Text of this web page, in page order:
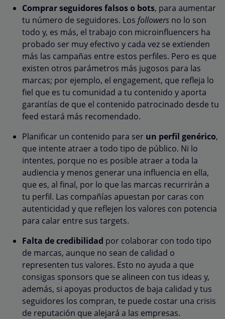
Comprar seguidores falsos o bots, para aumentar
tu número de seguidores. Los followers no lo son
todo y, es más, el trabajo con microinfluencers ha
probado ser muy efectivo y cada vez se extienden
más las campañas entre estos perfiles. Pero es que
existen otros parámetros más jugosos para las
marcas; por ejemplo, el engagement, que refleja lo
fiel que es tu comunidad a tu contenido y aporta
garantías de que el contenido patrocinado desde tu
feed estará más recomendado.
Planificar un contenido para ser un perfil genérico,
que intente atraer a todo tipo de público. Ni lo
intentes, porque no es posible atraer a toda la
audiencia y menos generar una influencia en ella,
que es, al final, por lo que las marcas recurrirán a
tu perfil. Las compañías apuestan por caras con
autenticidad y que reflejen los valores con potencia
para calar entre sus targets.
Falta de credibilidad por colaborar con todo tipo
de marcas, aunque no sean de calidad o
representen tus valores. Esto no ayuda a que
consigas sponsors que se alineen con tus ideas y,
además, si apoyas productos de baja calidad y tus
seguidores los compran, te puede costar una crisis
de reputación que alejará a las empresas.